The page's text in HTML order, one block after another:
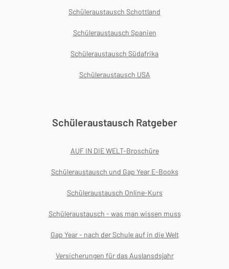
Schüleraustausch Schottland
Schüleraustausch Spanien
Schüleraustausch Südafrika
Schüleraustausch USA
Schüleraustausch Ratgeber
AUF IN DIE WELT-Broschüre
Schüleraustausch und Gap Year E-Books
Schüleraustausch Online-Kurs
Schüleraustausch - was man wissen muss
Gap Year - nach der Schule auf in die Welt
Versicherungen für das Auslansdsjahr